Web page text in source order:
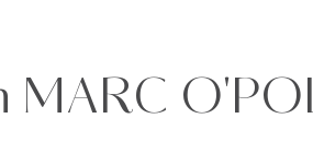
MARC